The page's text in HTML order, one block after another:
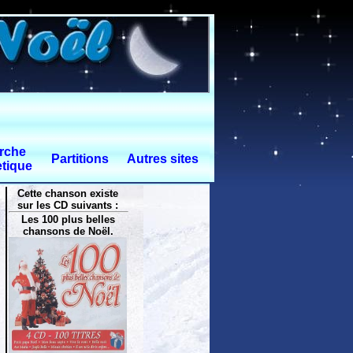
Partitions Autres sites
Cette chanson existe
sur les CD suivants :
Les 100 plus belles
chansons de Noël.